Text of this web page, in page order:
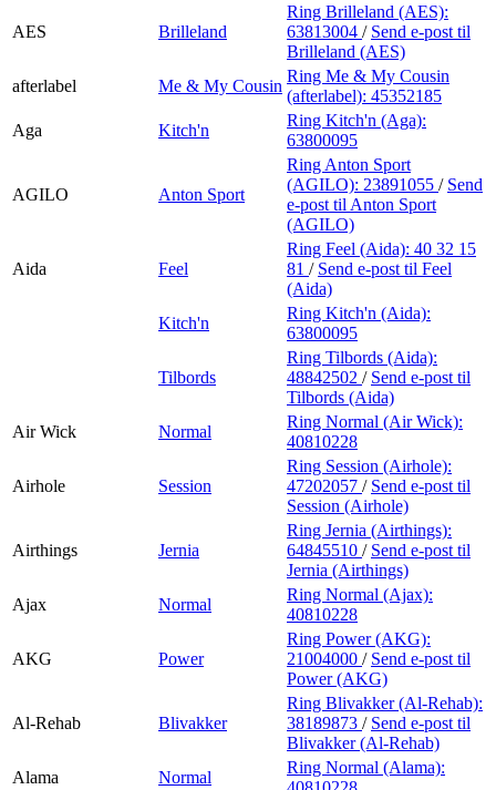
AES Brilleland
Ring Brilleland (AES):
63813004 / Send e-post til
Brilleland (AES)
afterlabel
Me & My Cousin
Ring Me & My Cousin
(afterlabel): 45352185
Aga
Kitch'n
Ring Kitch'n (Aga):
63800095
AGILO Anton Sport
Ring Anton Sport
(AGILO): 23891055 / Send
e-post til Anton Sport
(AGILO)
Aida Feel
Ring Feel (Aida): 40 32 15
81 / Send e-post til Feel
(Aida)
Kitch'n
Ring Kitch'n (Aida):
63800095
Tilbords
Ring Tilbords (Aida):
48842502 / Send e-post til
Tilbords (Aida)
Air Wick
Normal
Ring Normal (Air Wick):
40810228
Airhole Session
Ring Session (Airhole):
47202057 / Send e-post til
Session (Airhole)
Airthings Jernia
Ring Jernia (Airthings):
64845510 / Send e-post til
Jernia (Airthings)
Ajax
Normal
Ring Normal (Ajax):
40810228
AKG Power
Ring Power (AKG):
21004000 / Send e-post til
Power (AKG)
Al-Rehab Blivakker
Ring Blivakker (Al-Rehab):
38189873 / Send e-post til
Blivakker (Al-Rehab)
Alama
Normal
Ring Normal (Alama):